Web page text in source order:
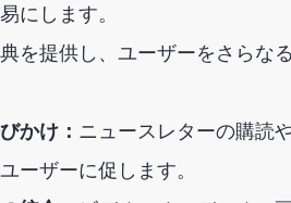
にします。
を提供し、ユーザーをさらな
かけ： ニュースレターの購読
ーザーに促します。